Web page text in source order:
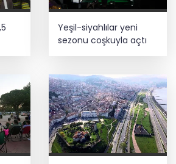
Yeşil-siyahlılar yeni
sezonu coşkuyla açtı